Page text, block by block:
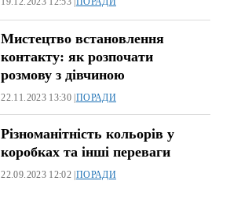
Мистецтво встановлення
контакту: як розпочати
розмову з дівчиною
22.11.2023 13:30 | ПОРАДИ
Різноманітність кольорів у
коробках та інші переваги
22.09.2023 12:02 | ПОРАДИ